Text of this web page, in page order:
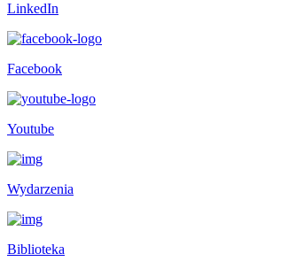
LinkedIn
Facebook
Youtube
Wydarzenia
Biblioteka